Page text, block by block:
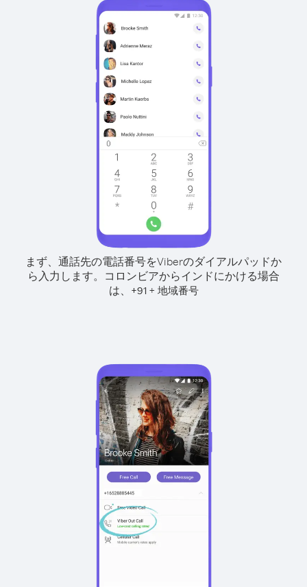
まず、通話先の電話番号をViberのダイアルパッドか
ら入力します。 コロンビアからインドにかける場合
は、
+91+ 地域番号